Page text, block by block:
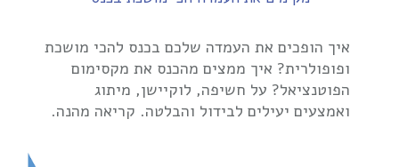
איך הופכים את העמדה שלכם בכנס להכי מושכת
ופופולרית? איך ממצים מהכנס את מקסימום
הפוטנציאל? על חשיפה, לוקיישן, מיתוג
ואמצעים יעילים לבידול והבלטה. קריאה מהנה.